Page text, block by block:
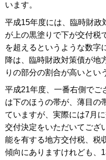
います。
平成15年度には、臨時財政
が上の黒塗りで下が交付税
を超えるというような数字
降は、臨時財政対策債が地
りの部分の割合が高いとい
平成21年度、一番右側でご
は下のほうの帯が、薄目の
ていますが、実際には7月
交付決定をいただいてござ
能を有する地方交付税、税
傾向にありますけれども、